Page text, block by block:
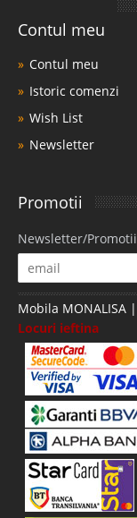
Contul meu
Contul meu
Istoric comenzi
Wish List
Newsletter
Promotii
Newsletter/Promotii
Mobila MONALISA |
Locuri ieftina